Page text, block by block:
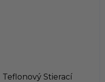
Teflonový Stierací